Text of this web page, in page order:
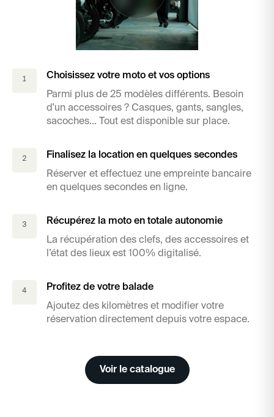
1
Choisissez votre moto et vos options
Parmi plus de 25 modèles différents. Besoin
d'un accessoires ? Casques, gants, sangles,
sacoches... Tout est disponible sur place.
2
Finalisez la location en quelques secondes
Réserver et effectuez une empreinte bancaire
en quelques secondes en ligne.
3
Récupérez la moto en totale autonomie
La récupération des clefs, des accessoires et
l’état des lieux est 100% digitalisé.
4
Profitez de votre balade
Ajoutez des kilomètres et modifier votre
réservation directement depuis votre espace.
Voir le catalogue